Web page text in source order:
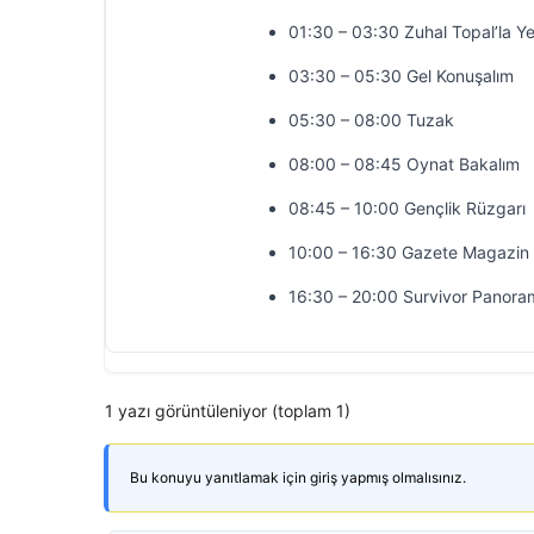
01:30 – 03:30 Zuhal Topal’la
03:30 – 05:30 Gel Konuşalım
05:30 – 08:00 Tuzak
08:00 – 08:45 Oynat Bakalım
08:45 – 10:00 Gençlik Rüzgarı
10:00 – 16:30 Gazete Magazin
16:30 – 20:00 Survivor
1 yazı görüntüleniyor (toplam 1)
Bu konuyu yanıtlamak için giriş yapmış olmalısınız.